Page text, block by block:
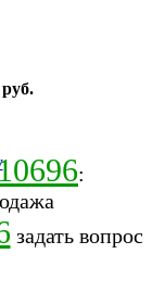
:
задать вопрос